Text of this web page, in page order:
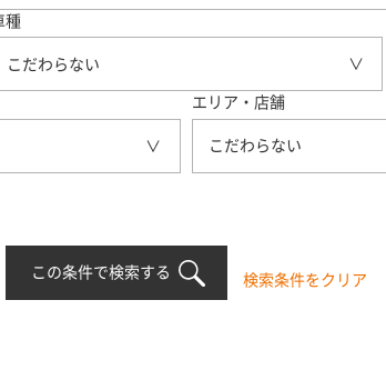
種
こだわらない
エリア・店舗
こだわらない
この条件で検索する 検索条件をクリア